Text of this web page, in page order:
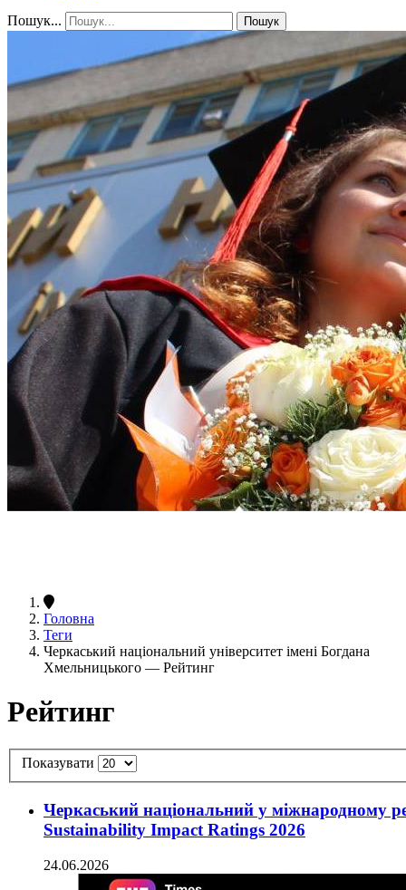
Пошук... Пошук
Головна
Теги
Черкаський національний університет імені Богдана
Хмельницького — Рейтинг
Рейтинг
Показувати
Черкаський національний у міжнародному
Sustainability Impact Ratings 2026
24.06.2026